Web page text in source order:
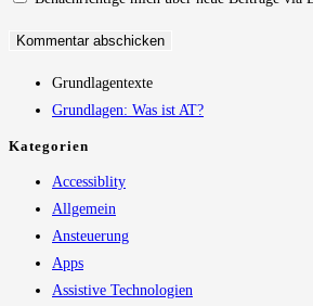
ein
Kommentieren
ein
(optional)
Grundlagentexte
Grundlagen: Was ist AT?
Kategorien
Accessiblity
Allgemein
Ansteuerung
Apps
Assistive Technologien